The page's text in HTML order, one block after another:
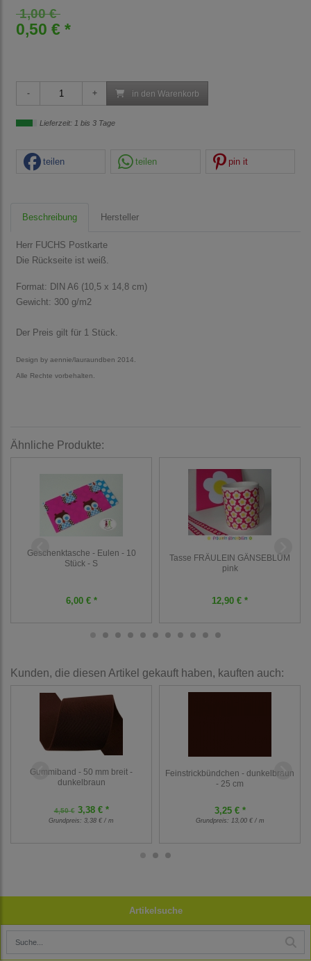
Artikelsuche
1,00 €
0,50 € *
in den Warenkorb
Lieferzeit: 1 bis 3 Tage
teilen teilen pin it
Beschreibung Hersteller
Herr FUCHS Postkarte
Die Rückseite ist weiß.
Format: DIN A6 (10,5 x 14,8 cm)
Gewicht: 300 g/m2
Der Preis gilt für 1 Stück.
Design by aennie/lauraundben 2014.
Alle Rechte vorbehalten.
Ähnliche Produkte:
Geschenktasche - Eulen - 10
Stück - S
6,00 € *
Tasse FRÄULEIN GÄNSEBLÜM
pink
12,90 € *
Kunden, die diesen Artikel gekauft haben, kauften auch:
Gummiband - 50 mm breit -
dunkelbraun
4,50 €3,38 € *
Grundpreis: 3,38 € / m
Feinstrickbündchen - dunkelbraun
- 25 cm
3,25 € *
Grundpreis: 13,00 € / m